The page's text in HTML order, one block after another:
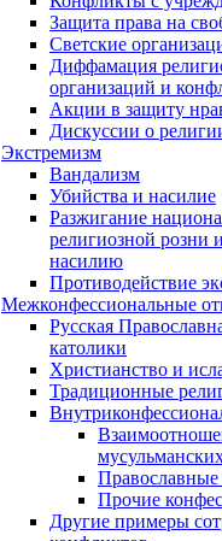
Защита права на
Светские
Диффамация
организаций и
Акции в защиту
Дискуссии о
Экстремизм
Вандализм
Убийства и насилие
Разжигание
религиозной розни
насилию
Противодействие
Межконфессиональные
Русская
католики
Христианство и
Традиционные
Прочие
Другие примеры